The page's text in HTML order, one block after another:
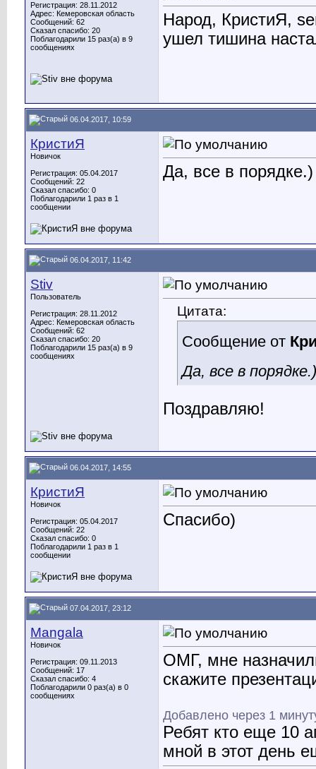
Регистрация: 28.11.2012
Адрес: Кемеровская область
Сообщений: 62
Сказал спасибо: 20
Поблагодарили 15 раз(а) в 9
сообщениях
Народ, КристиЯ,
ушел тишина
06.04.2017, 10:59
КристиЯ
Новичок
Регистрация: 05.04.2017
Сообщений: 22
Сказал спасибо: 0
Поблагодарили 1 раз в 1
сообщении
Да, все в порядке.)
06.04.2017, 11:42
Stiv
Пользователь
Регистрация: 28.11.2012
Адрес: Кемеровская область
Сообщений: 62
Сказал спасибо: 20
Поблагодарили 15 раз(а) в 9
сообщениях
Цитата:
Сообщение от
Да, все в порядке.)
Поздравляю!
06.04.2017, 14:55
КристиЯ
Новичок
Регистрация: 05.04.2017
Сообщений: 22
Сказал спасибо: 0
Поблагодарили 1 раз в 1
сообщении
Спасибо)
07.04.2017, 23:12
Mangala
Новичок
Регистрация: 09.11.2013
Сообщений: 17
Сказал спасибо: 4
Поблагодарили 0 раз(а) в 0
сообщениях
ОМГ, мне
скажите
Добавлено через 1
Ребят кто еще 10
мной в этот день